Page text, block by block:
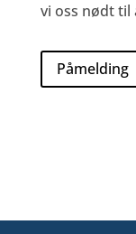
vi oss nødt til
Påmelding